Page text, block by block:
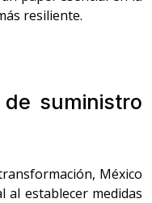
resiliente.
suministro
México
al establecer medidas